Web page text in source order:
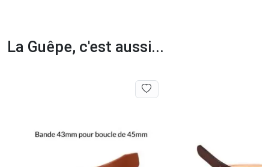
La Guêpe, c'est aussi...